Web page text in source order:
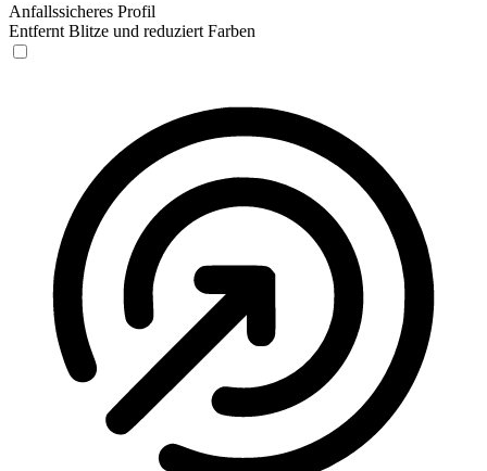
Anfallssicheres Profil
Entfernt Blitze und reduziert Farben